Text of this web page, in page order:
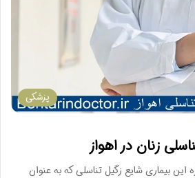
پزشکی
زنان در اهواز
این بیماری شایع زگیل تناسلی که به عنوان